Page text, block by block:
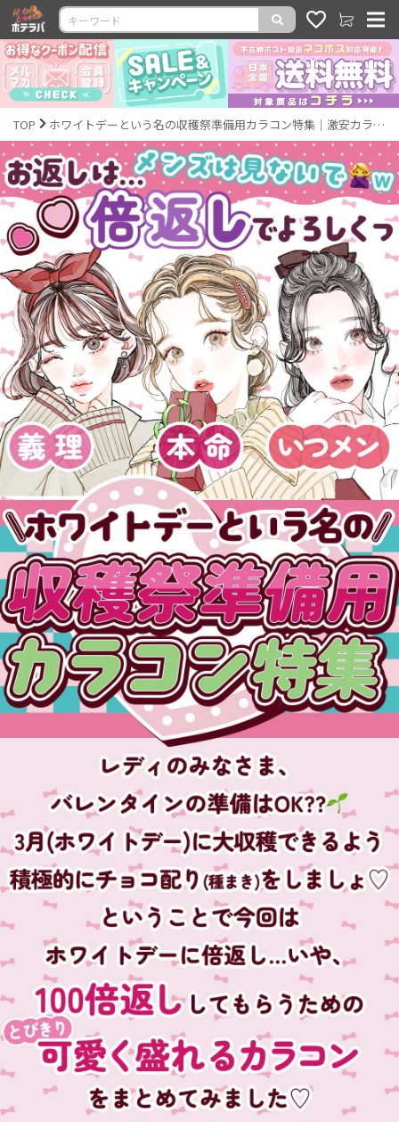
TOP ホワイトデーという名の収穫祭準備用カラコン特集｜激安カラコン通販ホテラバ